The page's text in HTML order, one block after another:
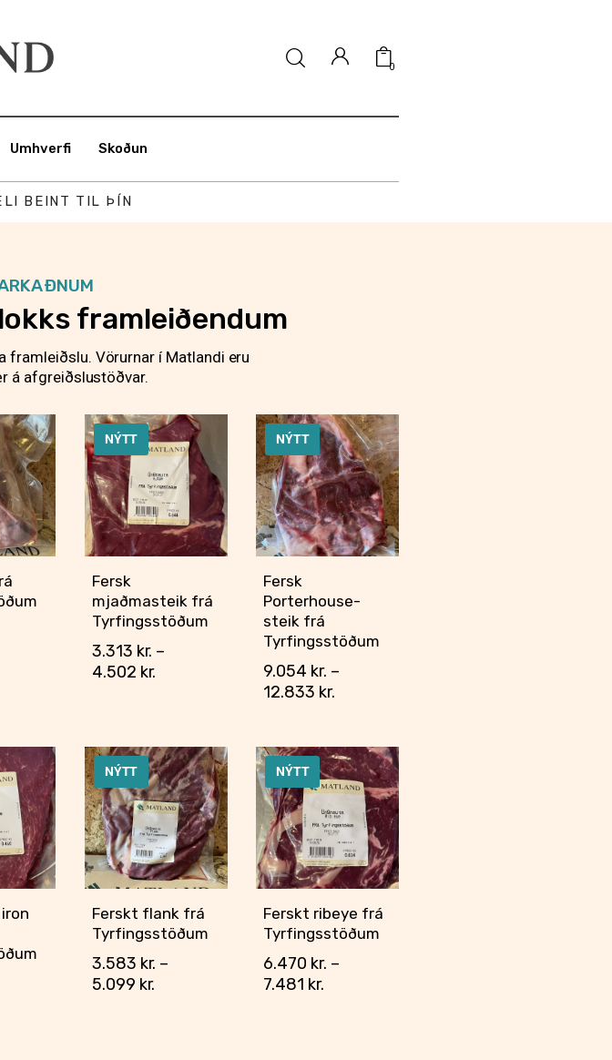
0
Umhverfi Skoðun
BEINT TIL ÞÍN
framleiðendum
framleiðslu. Vörurnar í Matlandi eru
á afgreiðslustöðvar.
NÝTT
Fersk
mjaðmasteik frá
Tyrfingsstöðum
3.313 kr. –
4.502 kr.
NÝTT
Fersk
Porterhouse-
steik frá
Tyrfingsstöðum
9.054 kr. –
12.833 kr.
NÝTT
Ferskt flank frá
Tyrfingsstöðum
3.583 kr. –
5.099 kr.
NÝTT
Ferskt ribeye frá
Tyrfingsstöðum
6.470 kr. –
7.481 kr.